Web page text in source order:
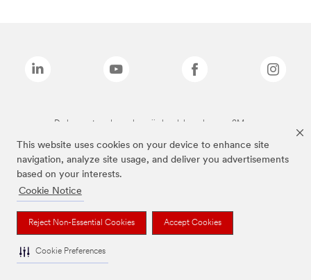
This website uses cookies on your device to enhance site
navigation, analyze site usage, and deliver you advertisements
based on your interests.
Cookie Notice
Reject Non-Essential Cookies Accept Cookies
Cookie Preferences
De bovenstaande merken zijn handelsmerken van 3M.we